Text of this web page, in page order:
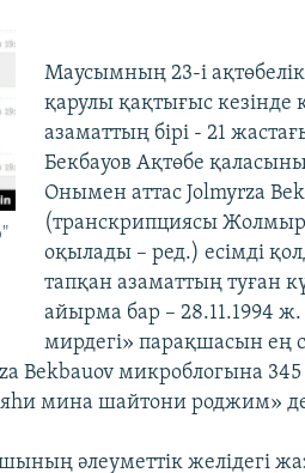
Маусымның 23-і
қарулы қақтығыс кезінде
азаматтың бірі - 21
Бекбауов Ақтөбе
Онымен аттас Jolmyrza
(транскрипциясы
оқылады – ред.) есімді
тапқан азаматтың туған
айырма бар – 28.11.1994
мирдегі» парақшасын ең
Bekbauov микроблогына 345
мина шайтони роджим»
әлеуметтік желідегі